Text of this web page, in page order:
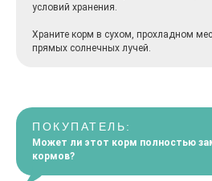
условий хранения.
Храните корм в сухом, прохладном
прямых солнечных лучей.
ПОКУПАТЕЛЬ:
Может ли этот корм полностью
кормов?